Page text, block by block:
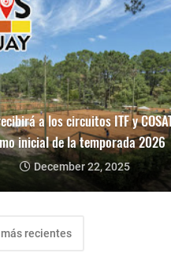
a los circuitos ITF y
inicial de la temporada 2026
December 22, 2025
recientes